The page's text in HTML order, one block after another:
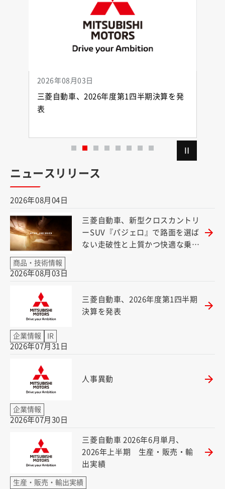
08月03日
動車、2026年度第1四半期決算を発
ウィンドウで開く）
人事異動
ニュースリリース
2026年08月04日
三菱自動車、新型クロスカントリ
ーSUV『パジェロ』で路面を選ば
ない走破性と上質かつ快適な乗り
商品・技術情報
2026年08月03日
三菱自動車、2026年度第1四半期
決算を発表
企業情報 IR
2026年07月31日
人事異動
企業情報
2026年07月30日
三菱自動車 2026年6月単月、
2026年上半期 生産・販売・輸
出実績（別ウィンドウで開く）
生産・販売・輸出実績